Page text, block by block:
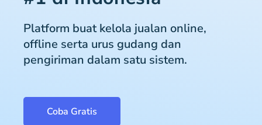
Platform buat kelola jualan online,
offline serta urus gudang dan
pengiriman dalam satu sistem.
Coba Gratis